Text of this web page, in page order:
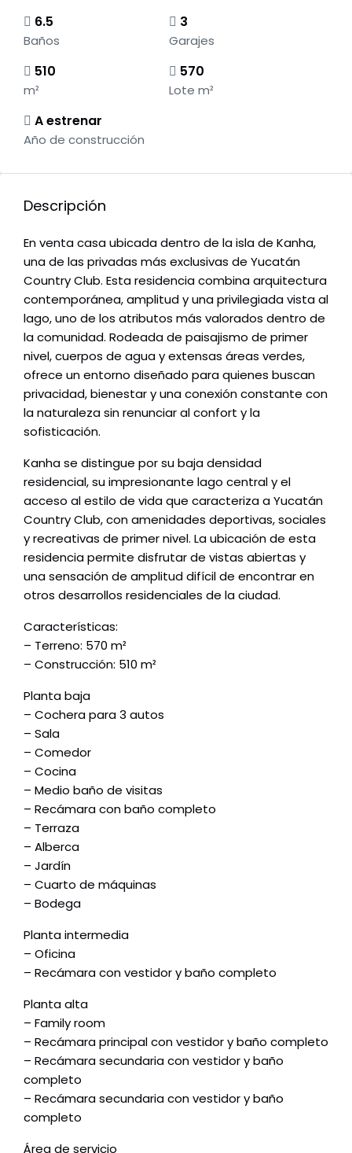
6.5
Baños
3
Garajes
510
m²
570
Lote m²
A estrenar
Año de construcción
Descripción
En venta casa ubicada dentro de la isla de Kanha,
una de las privadas más exclusivas de Yucatán
Country Club. Esta residencia combina arquitectura
contemporánea, amplitud y una privilegiada vista al
lago, uno de los atributos más valorados dentro de
la comunidad. Rodeada de paisajismo de primer
nivel, cuerpos de agua y extensas áreas verdes,
ofrece un entorno diseñado para quienes buscan
privacidad, bienestar y una conexión constante con
la naturaleza sin renunciar al confort y la
sofisticación.
Kanha se distingue por su baja densidad
residencial, su impresionante lago central y el
acceso al estilo de vida que caracteriza a Yucatán
Country Club, con amenidades deportivas, sociales
y recreativas de primer nivel. La ubicación de esta
residencia permite disfrutar de vistas abiertas y
una sensación de amplitud difícil de encontrar en
otros desarrollos residenciales de la ciudad.
Características:
– Terreno: 570 m²
– Construcción: 510 m²
Planta baja
– Cochera para 3 autos
– Sala
– Comedor
– Cocina
– Medio baño de visitas
– Recámara con baño completo
– Terraza
– Alberca
– Jardín
– Cuarto de máquinas
– Bodega
Planta intermedia
– Oficina
– Recámara con vestidor y baño completo
Planta alta
– Family room
– Recámara principal con vestidor y baño completo
– Recámara secundaria con vestidor y baño
completo
– Recámara secundaria con vestidor y baño
completo
Área de servicio